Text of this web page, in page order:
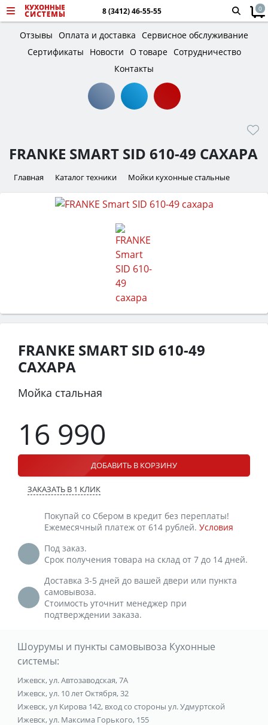
8 (3412) 46-55-55 0
Отзывы Оплата и доставка Сервисное обслуживание
Сертификаты
Новости О товаре Сотрудничество
Контакты
FRANKE SMART SID 610-49 САХАРА
Главная Каталог техники Мойки кухонные стальные
FRANKE SMART SID 610-49
САХАРА
Мойка стальная
16 990
ДОБАВИТЬ В КОРЗИНУ
ЗАКАЗАТЬ В 1 КЛИК
Покупай со Сбером в кредит без переплаты!
Ежемесячный платеж от 614 рублей. Условия
Под заказ.
Срок получения товара на склад от 7 до 14 дней.
Доставка 3-5 дней до вашей двери или пункта
самовывоза.
Стоимость уточнит менеджер при
подтверждении заказа.
Шоурумы и пункты самовывоза Кухонные
системы:
Ижевск, ул. Автозаводская, 7А
Ижевск, ул. 10 лет Октября, 32
Ижевск, ул Кирова 142, вход со стороны ул. Удмуртской
Ижевск, ул. Максима Горького, 155